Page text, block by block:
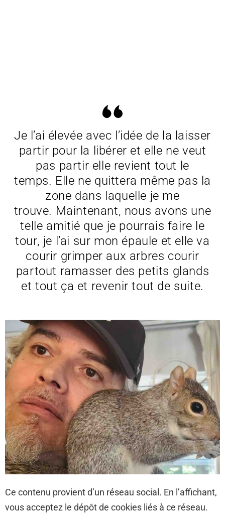
Je l’ai élevée avec l’idée de la laisser
partir pour la libérer et elle ne veut
pas partir elle revient tout le
temps. Elle ne quittera même pas la
zone dans laquelle je me
trouve. Maintenant, nous avons une
telle amitié que je pourrais faire le
tour, je l’ai sur mon épaule et elle va
courir grimper aux arbres courir
partout ramasser des petits glands
et tout ça et revenir tout de suite.
Ce contenu provient d’un réseau social. En l’affichant,
vous acceptez le dépôt de cookies liés à ce réseau.